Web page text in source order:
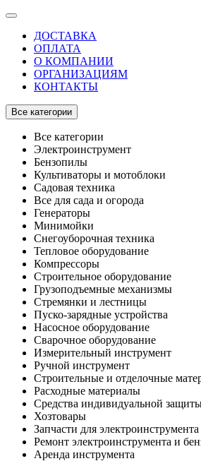
ДОСТАВКА
ОПЛАТА
О КОМПАНИИ
ОРГАНИЗАЦИЯМ
КОНТАКТЫ
Все категории
Все категории
Электроинструмент
Бензопилы
Культиваторы и мотоблоки
Садовая техника
Все для сада и огорода
Генераторы
Минимойки
Снегоуборочная техника
Тепловое оборудование
Компрессоры
Строительное оборудование
Грузоподъемные механизмы
Стремянки и лестницы
Пуско-зарядные устройства
Насосное оборудование
Сварочное оборудование
Измерительный инструмент
Ручной инструмент
Строительные и отделочные
Расходные материалы
Средства индивидуальной
Хозтовары
Запчасти для электроинструмента
Ремонт электроинструмента и
Аренда инструмента